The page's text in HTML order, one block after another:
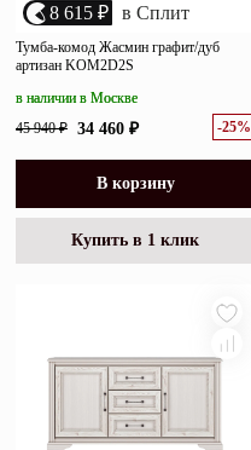
8 615 ₽ в Сплит
Тумба-комод Жасмин графит/дуб
артизан KOM2D2S
45 940 ₽ 34 460 ₽ -25%
в наличии в Москве
В корзину
Купить в 1 клик